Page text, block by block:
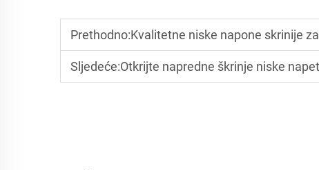
Prethodno:Kvalitetne niske napone skrinije
Sljedeće:Otkrijte napredne škrinje niske